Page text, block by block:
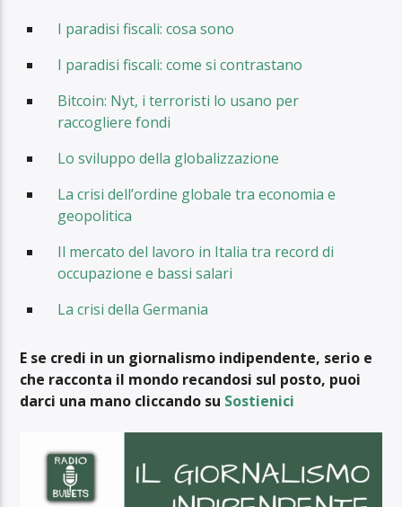
I paradisi fiscali: cosa sono
I paradisi fiscali: come si contrastano
Bitcoin: Nyt, i terroristi lo usano per
raccogliere fondi
Lo sviluppo della globalizzazione
La crisi dell’ordine globale tra economia e
geopolitica
Il mercato del lavoro in Italia tra record di
occupazione e bassi salari
La crisi della Germania
E se credi in un giornalismo indipendente, serio e
che racconta il mondo recandosi sul posto, puoi
darci una mano cliccando su Sostienici